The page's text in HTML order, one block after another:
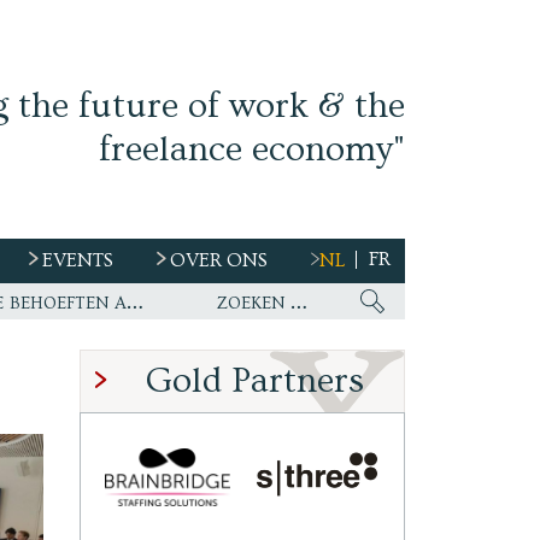
the future of work & the
freelance economy"
EVENTS OVER ONS NL FR
Ework nu wereldwijde partner van WirelessCar’s talentstrategie en toekomstige behoeften aan personeel
Gold Partners